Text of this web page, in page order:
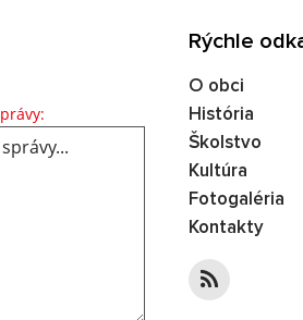
Text vašej správy...
Rýchle
O obci
História
Školstvo
Kultúra
Fotogaléria
Kontakty